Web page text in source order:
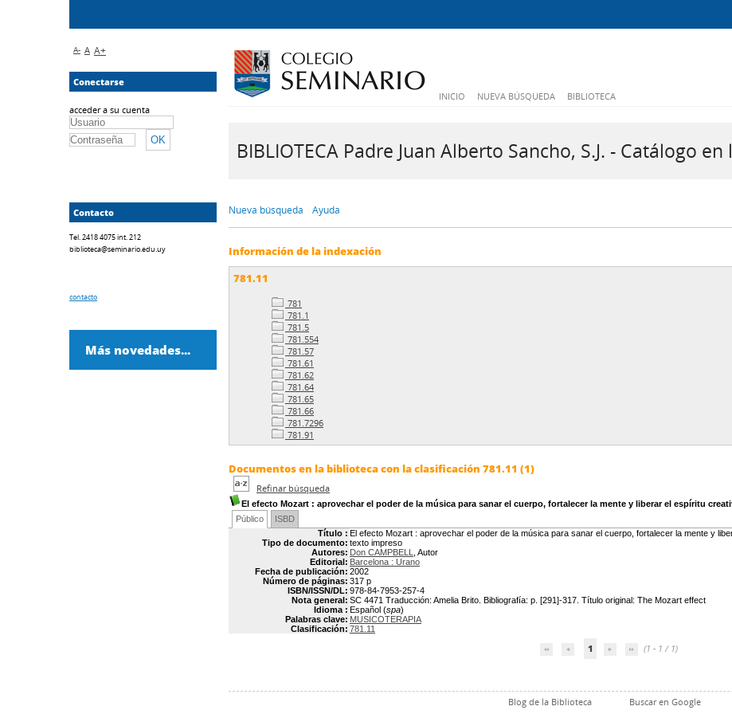
INICIO NUEVA BÚSQUEDA BIBLIOTECA
BIBLIOTECA Padre Juan Alberto Sancho, S.J. - Catálogo en
Nueva búsqueda Ayuda
Información de la indexación
781.11
781
781.1
781.5
781.554
781.57
781.61
781.62
781.64
781.65
781.66
781.7296
781.91
Documentos en la biblioteca con la clasificación 781.11 (1)
Refinar búsqueda
El efecto Mozart : aprovechar el poder de la música para sanar el cuerpo, fortalecer la mente y liberar el espíritu
Público
ISBD
Título : El efecto Mozart : aprovechar el poder de la música para sanar el cuerpo, fortalecer la mente y
Tipo de documento: texto impreso
Autores: Don CAMPBELL
, Autor
Editorial: Barcelona : Urano
Fecha de publicación: 2002
Número de páginas: 317 p
ISBN/ISSN/DL: 978-84-7953-257-4
Nota general: SC 4471 Traducción: Amelia Brito. Bibliografía: p. [291]-317. Título original: The Mozart effect
Idioma : Español (spa)
Palabras clave: MUSICOTERAPIA
Clasificación: 781.11
1 (1 - 1 / 1)
Blog de la Biblioteca Buscar en Google
A- A A+
Conectarse
acceder a su cuenta
Contacto
Tel. 2418 4075 int. 212
biblioteca@seminario.edu.uy
contacto
Más novedades...